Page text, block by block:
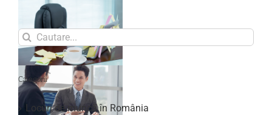
Search
for:
Categorii
Locuri de muncă în România